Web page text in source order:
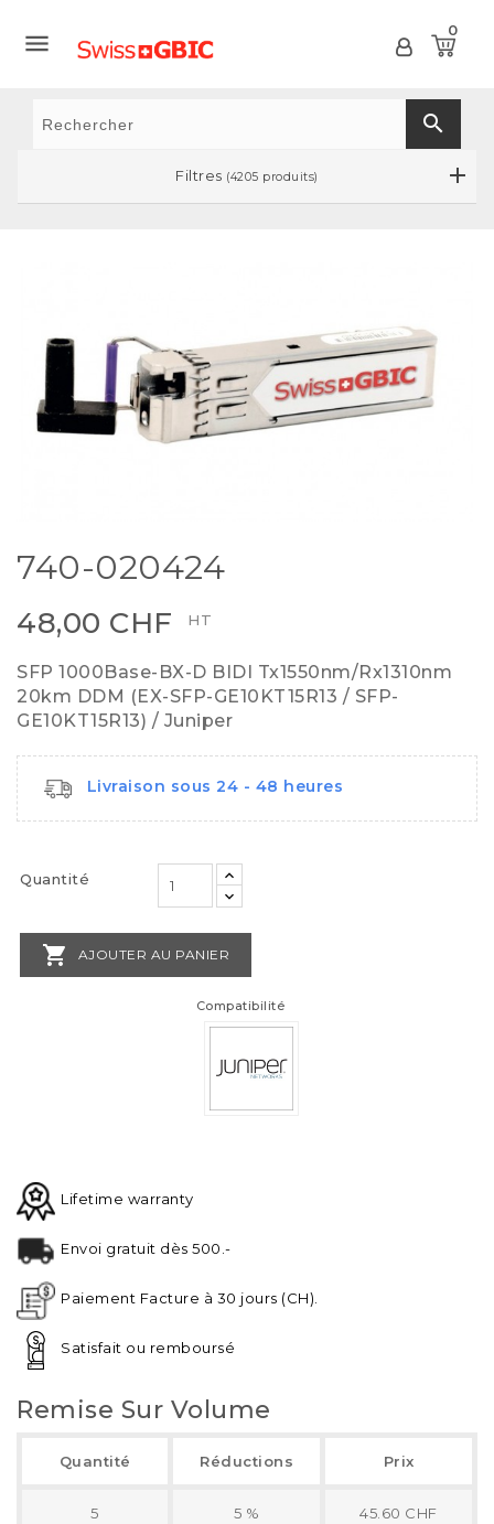
 0
search
Filtres (4205 produits)
740-020424
48,00 CHF HT
SFP 1000Base-BX-D BIDI Tx1550nm/Rx1310nm
20km DDM (EX-SFP-GE10KT15R13 / SFP-
GE10KT15R13) / Juniper
Livraison sous 24 - 48 heures
Quantité
 AJOUTER AU PANIER
Compatibilité
Lifetime warranty
Envoi gratuit dès 500.-
Paiement Facture à 30 jours (CH).
Satisfait ou remboursé
Remise Sur Volume
Quantité Réductions Prix
5 5 % 45.60 CHF